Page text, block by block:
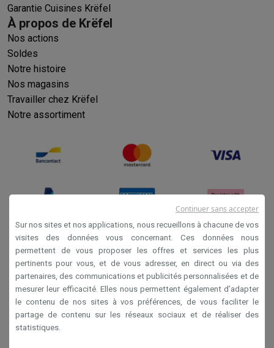
Garantie Cuisines Krëfel
À propos de Krëfel
Nos actions
Soldes
Notre histoire
Nos magasins
Travailler chez Krëfel
Notre assortiment
Conditions générales de vente
Privacy
Disclaimer
Cookies
Sur nos sites et nos applications, nous recueillons à chacune de vos
visites des données vous concernant. Ces données nous
permettent de vous proposer les offres et services les plus
pertinents pour vous, et de vous adresser, en direct ou via des
partenaires, des communications et publicités personnalisées et de
mesurer leur efficacité. Elles nous permettent également d’adapter
le contenu de nos sites à vos préférences, de vous faciliter le
partage de contenu sur les réseaux sociaux et de réaliser des
statistiques.
Continuer sans accepter